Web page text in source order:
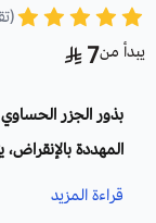
يبدأ من7
بذور الجزر الحساوي
المهددة
الكبيرة، سهل
قراءة المزيد